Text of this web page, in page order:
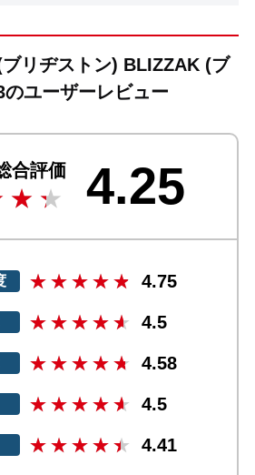
リヂストン) BLIZZAK (ブ
のユーザーレビュー
合評価 4.25
4.75
4.5
4.58
4.5
4.41